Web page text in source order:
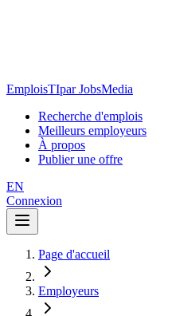
EmploisTIpar JobsMedia
Recherche d'emplois
Meilleurs employeurs
À propos
Publier une offre
EN
Connexion
Page d'accueil
Employeurs